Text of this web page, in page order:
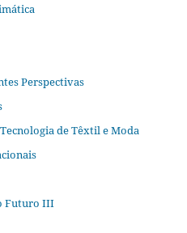
Perspectivas
de Têxtil e Moda
Futuro III